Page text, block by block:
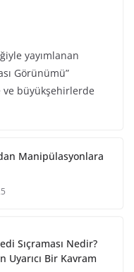
yayımlanan
Görünümü”
büyükşehirlerde
Manipülasyonlara
Sıçraması Nedir?
Uyarıcı Bir Kavram